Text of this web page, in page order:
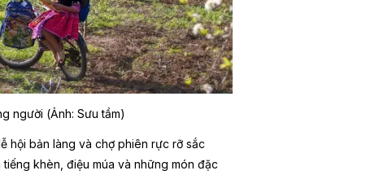
người (Ảnh: Sưu tầm)
hội bản làng và chợ phiên rực rỡ sắc
khèn, điệu múa và những món đặc